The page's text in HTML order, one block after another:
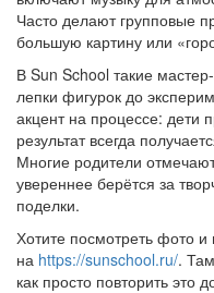
Часто делают групповые
большую картину или
В Sun School такие
лепки фигурок до
акцент на процессе: дети
результат всегда
Многие родители
увереннее берётся за
поделки.
Хотите посмотреть фото
на https://sunschool.ru/.
как просто повторить это